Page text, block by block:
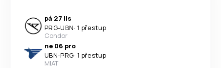
pá 27 lis
PRG-UBN· 1 přestup
Condor
ne 06 pro
UBN-PRG· 1 přestup
MIAT